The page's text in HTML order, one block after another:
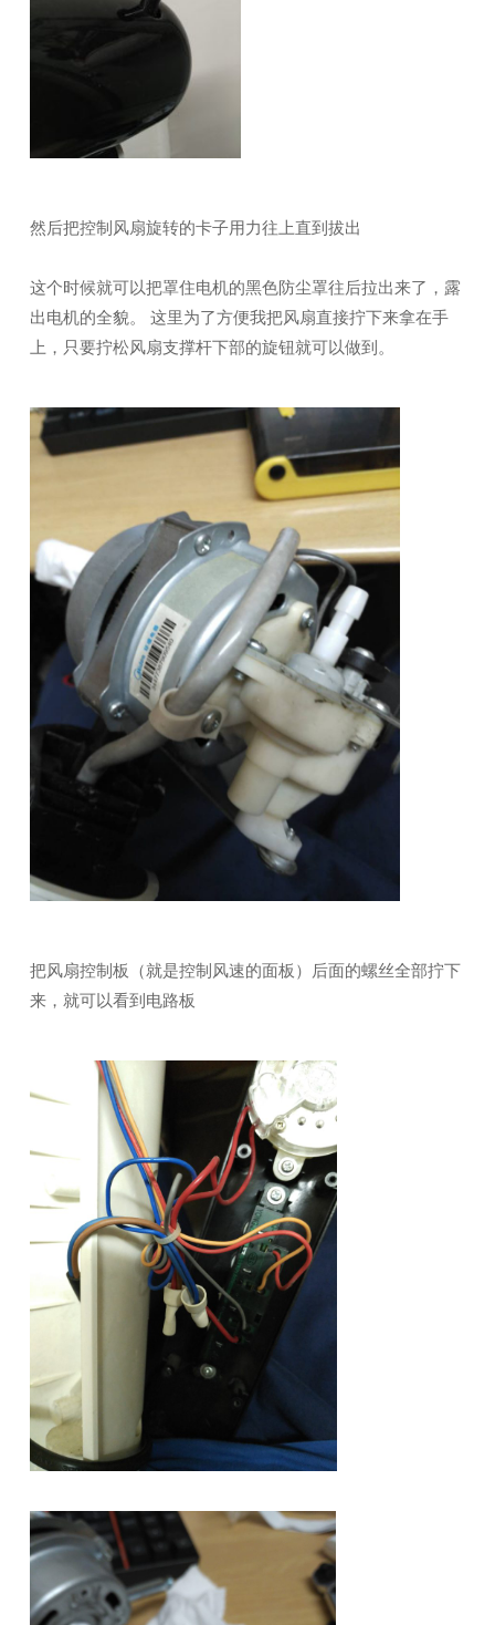
然后把控制风扇旋转的卡子用力往上直到拔出
这个时候就可以把罩住电机的黑色防尘罩往后拉出来了，露
出电机的全貌。 这里为了方便我把风扇直接拧下来拿在手
上，只要拧松风扇支撑杆下部的旋钮就可以做到。
把风扇控制板（就是控制风速的面板）后面的螺丝全部拧下
来，就可以看到电路板